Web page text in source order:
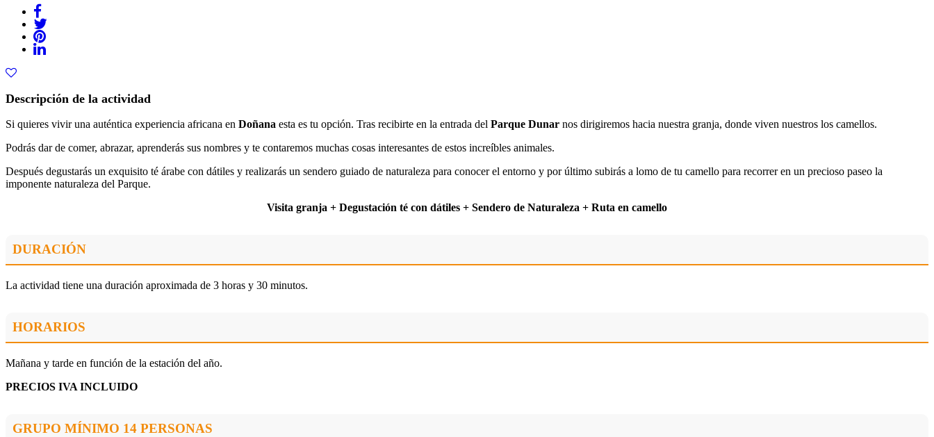
Descripción de la actividad
Si quieres vivir una auténtica experiencia africana en Doñana esta es tu opción. Tras recibirte en la entrada del Parque Dunar nos dirigiremos hacia nuestra granja, donde viven nuestros los camellos.
Podrás dar de comer, abrazar, aprenderás sus nombres y te contaremos muchas cosas interesantes de estos increíbles animales.
Después degustarás un exquisito té árabe con dátiles y realizarás un sendero guiado de naturaleza para conocer el entorno y por último subirás a lomo de tu camello para recorrer en un precioso paseo la
imponente naturaleza del Parque.
Visita granja + Degustación té con dátiles + Sendero de Naturaleza + Ruta en camello
DURACIÓN
La actividad tiene una duración aproximada de 3 horas y 30 minutos.
HORARIOS
Mañana y tarde en función de la estación del año.
PRECIOS IVA INCLUIDO
GRUPO MÍNIMO 14 PERSONAS